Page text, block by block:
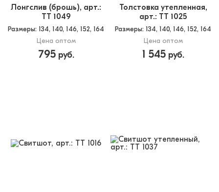
Лонгслив (брошь), арт.:
TT 1049
Размеры: 134, 140, 146, 152, 164
Цена оптом
795руб.
Толстовка утепленная,
арт.: TT 1025
Размеры: 134, 140, 146, 152, 164
Цена оптом
1 545руб.